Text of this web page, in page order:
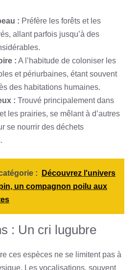
: Préfère les forêts et les
allant parfois jusqu’à des
: A l’habitude de coloniser les
et périurbaines, étant souvent
des habitations humaines.
: Trouvé principalement dans
les prairies, se mêlant à d’autres
se nourrir des déchets
:
Découvrez l'univers
un compagnon poilu aux
: Un cri lugubre
ces espèces ne se limitent pas à
Les vocalisations, souvent